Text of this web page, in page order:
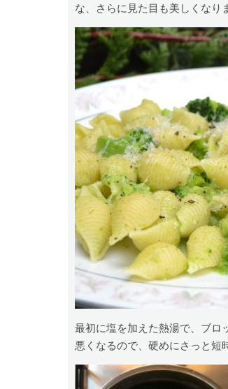
な、さらに見た目も美しくなり
最初に塩を加えた熱湯で、ブロ
悪くなるので、硬めにさっと短